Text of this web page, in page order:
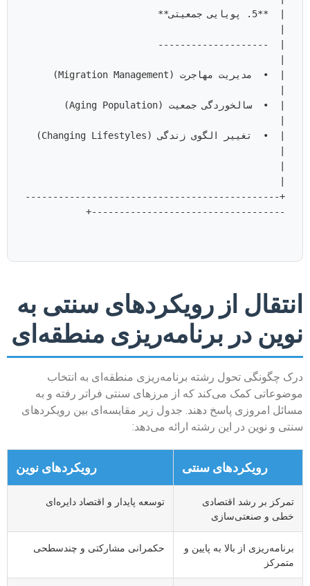
+----------------------------------------------
انتقال از رویکردهای سنتی به
نوین در برنامه‌ریزی منطقه‌ای
درک چگونگی تحول رشته برنامه‌ریزی منطقه‌ای به انتخاب
موضوعاتی کمک می‌کند که از مرزهای سنتی فراتر رفته و به
مسائل امروزی پاسخ دهند. جدول زیر مقایسه‌ای بین رویکردهای
سنتی و نوین در این رشته ارائه می‌دهد:
رویکردهای سنتی رویکردهای نوین
تمرکز بر رشد اقتصادی
خطی و صنعتی‌سازی
توسعه پایدار و اقتصاد دایره‌ای
برنامه‌ریزی از بالا به پایین و
متمرکز
حکمرانی مشارکتی و چندسطحی